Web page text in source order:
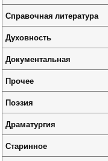
Справочная литература
Духовность
Документальная
Прочее
Поэзия
Драматургия
Старинное